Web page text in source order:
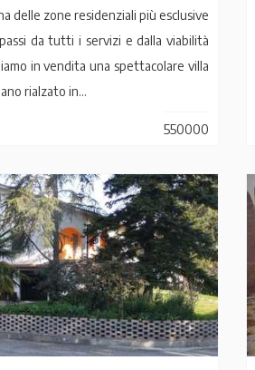
delle zone residenziali più esclusive
da tutti i servizi e dalla viabilità
in vendita una spettacolare villa
rialzato in...
550000